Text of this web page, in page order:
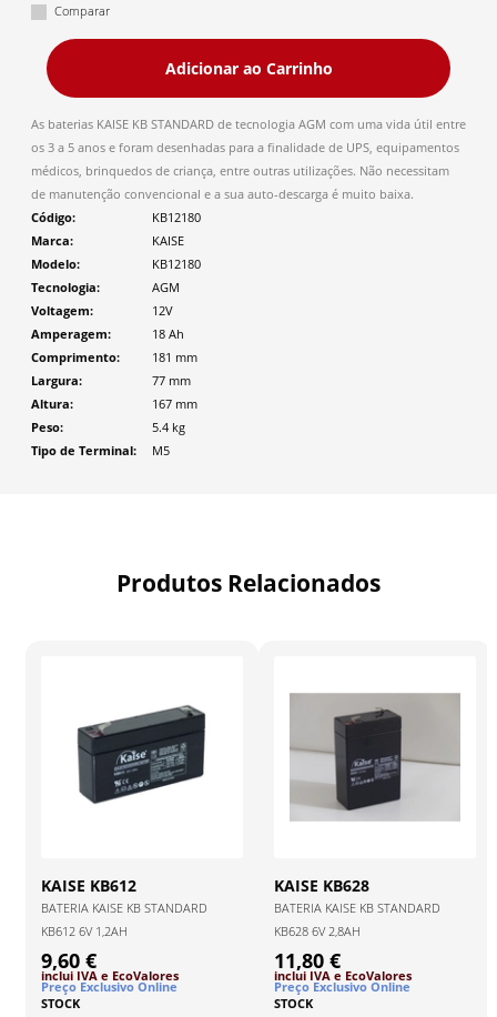
Comparar
Adicionar ao Carrinho
As baterias KAISE KB STANDARD de tecnologia AGM com uma vida útil entre
os 3 a 5 anos e foram desenhadas para a finalidade de UPS, equipamentos
médicos, brinquedos de criança, entre outras utilizações. Não necessitam
de manutenção convencional e a sua auto-descarga é muito baixa.
Código
KB12180
Marca
KAISE
Modelo
KB12180
Tecnologia
AGM
Voltagem
12V
Amperagem
18 Ah
Comprimento
181 mm
Largura
77 mm
Altura
167 mm
Peso
5.4 kg
Tipo de Terminal
M5
Produtos Relacionados
KAISE KB612
BATERIA KAISE KB STANDARD
KB612 6V 1,2AH
9,60 €
inclui IVA e EcoValores
Preço Exclusivo Online
STOCK
KAISE KB628
BATERIA KAISE KB STANDARD
KB628 6V 2,8AH
11,80 €
inclui IVA e EcoValores
Preço Exclusivo Online
STOCK